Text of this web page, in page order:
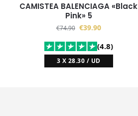
CAMISTEA BALENCIAGA «Black
Pink» 5
€74.90 €39.90
(4.8)
3 X 28.30 / UD